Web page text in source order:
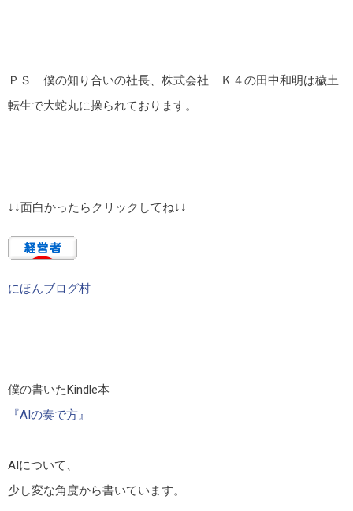
ＰＳ 僕の知り合いの社長、株式会社 Ｋ４の田中和明は穢土
転生で大蛇丸に操られております。
↓↓面白かったらクリックしてね↓↓
にほんブログ村
僕の書いたKindle本
『AIの奏で方』
AIについて、
少し変な角度から書いています。